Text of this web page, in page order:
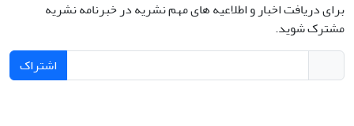
برای دریافت اخبار و اطلاعیه های مهم نشریه در خبرنامه نشریه
مشترک شوید.
اشتراک